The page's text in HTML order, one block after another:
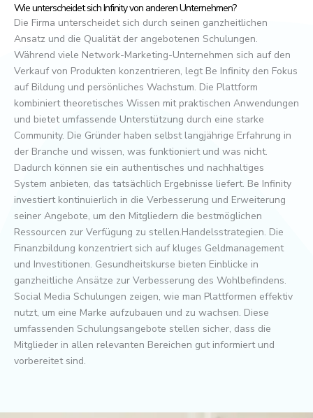
Wie unterscheidet sich Infinity von anderen Unternehmen?
Die Firma unterscheidet sich durch seinen ganzheitlichen
Ansatz und die Qualität der angebotenen Schulungen.
Während viele Network-Marketing-Unternehmen sich auf den
Verkauf von Produkten konzentrieren, legt Be Infinity den Fokus
auf Bildung und persönliches Wachstum. Die Plattform
kombiniert theoretisches Wissen mit praktischen Anwendungen
und bietet umfassende Unterstützung durch eine starke
Community. Die Gründer haben selbst langjährige Erfahrung in
der Branche und wissen, was funktioniert und was nicht.
Dadurch können sie ein authentisches und nachhaltiges
System anbieten, das tatsächlich Ergebnisse liefert. Be Infinity
investiert kontinuierlich in die Verbesserung und Erweiterung
seiner Angebote, um den Mitgliedern die bestmöglichen
Ressourcen zur Verfügung zu stellen.Handelsstrategien. Die
Finanzbildung konzentriert sich auf kluges Geldmanagement
und Investitionen. Gesundheitskurse bieten Einblicke in
ganzheitliche Ansätze zur Verbesserung des Wohlbefindens.
Social Media Schulungen zeigen, wie man Plattformen effektiv
nutzt, um eine Marke aufzubauen und zu wachsen. Diese
umfassenden Schulungsangebote stellen sicher, dass die
Mitglieder in allen relevanten Bereichen gut informiert und
vorbereitet sind.